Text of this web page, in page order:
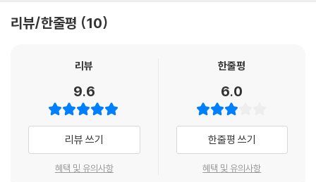
입은 자들에게는 모든 것이 합력하여 선을 이루느니라”라고 이야기합니
우리의 삶은 끊임없는 변화와 적응의 연속입니다. 오늘의 전문가도 언젠가
는 새로운 분야의 초보자가 될 수 있습니다. 이러한 인생의 지혜를 깨닫고
실천할 때 우리는 더욱 포용적이고 따뜻한 공동체를 만들어갈 수 있습니
다. 타인의 어려움에 공감하고 도움의 손길을 내밀 때 우리는 단순히 그들
을 돕는 것을 넘어 나 자신을 더욱 가치 있는 존재로 만들어가고 있음을 깨
“성경에는 전 세계의 도서관보다도 더 많은 내용이 담겨 있다.” _존 애덤
“나는 이 책을 통해 도덕적 가치관과 투자 철학의 기초를 세웠다.” _레이
문학, 철학, 정치, 경제에 이르기까지 자신의 분야에서 탁월한 성과를 낸
이들이 이토록 성경을 극찬한 이유는 명료하다. 인내, 자존, 용서, 회복, 공
감, 결단 같은 삶의 핵심 요소를 인물의 이야기로 들려줌으로써 그 안에서
자기 자신을 발견하게 만들기 때문이다. 아담과 하와의 선악과는 우리의
리뷰/한줄평 10
리뷰
9.6
리뷰 쓰기
혜택 및 유의사항
한줄평
6.0
한줄평 쓰기
혜택 및 유의사항